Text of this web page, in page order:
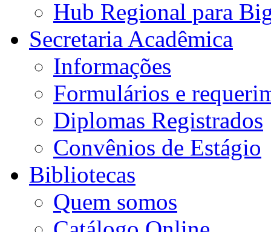
Hub Regional para
Secretaria Acadêmica
Informações
Formulários e
Diplomas Registrados
Convênios de Estágio
Bibliotecas
Quem somos